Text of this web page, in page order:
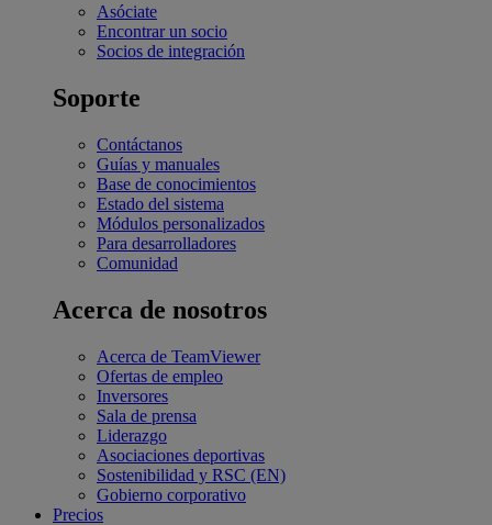
Asóciate
Encontrar un socio
Socios de integración
Soporte
Contáctanos
Guías y manuales
Base de conocimientos
Estado del sistema
Módulos personalizados
Para desarrolladores
Comunidad
Acerca de nosotros
Acerca de TeamViewer
Ofertas de empleo
Inversores
Sala de prensa
Liderazgo
Asociaciones deportivas
Sostenibilidad y RSC (EN)
Gobierno corporativo
Precios